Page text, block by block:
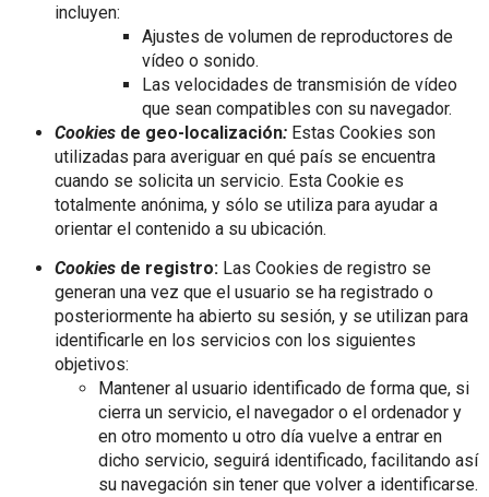
incluyen:
Ajustes de volumen de reproductores de
vídeo o sonido.
Las velocidades de transmisión de vídeo
que sean compatibles con su navegador.
Cookies de geo-localización: Estas Cookies son
utilizadas para averiguar en qué país se encuentra
cuando se solicita un servicio. Esta Cookie es
totalmente anónima, y sólo se utiliza para ayudar a
orientar el contenido a su ubicación.
Cookies de registro: Las Cookies de registro se
generan una vez que el usuario se ha registrado o
posteriormente ha abierto su sesión, y se utilizan para
identificarle en los servicios con los siguientes
objetivos:
Mantener al usuario identificado de forma que, si
cierra un servicio, el navegador o el ordenador y
en otro momento u otro día vuelve a entrar en
dicho servicio, seguirá identificado, facilitando así
su navegación sin tener que volver a identificarse.